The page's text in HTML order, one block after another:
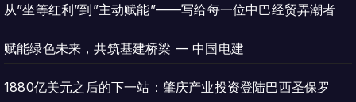
从”坐等红利”到”主动赋能”——写给每一位中巴经贸弄潮者
赋能绿色未来，共筑基建桥梁 — 中国电建
1880亿美元之后的下一站：肇庆产业投资登陆巴西圣保罗